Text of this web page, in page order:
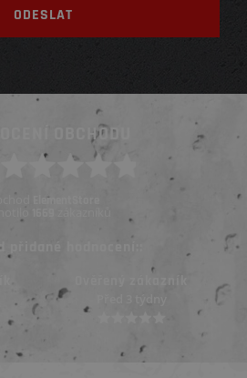
OBCHODU
ElementStore
přidané hodnocení::